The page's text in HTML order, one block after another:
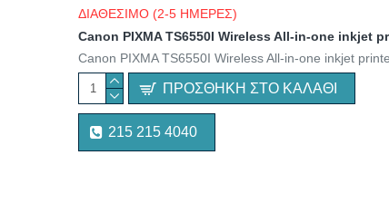
ΔΙΑΘΕΣΙΜΟ (2-5 ΗΜΕΡΕΣ)
Canon PIXMA TS6550I Wireless All-in-one inkjet
Canon PIXMA TS6550I Wireless All-in-one inkjet
ΠΡΟΣΘΉΚΗ ΣΤΟ ΚΑΛΆΘΙ
215 215 4040